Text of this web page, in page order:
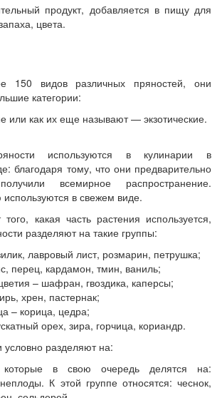
продукт, добавляется в пищу для
цвета.
150 видов различных пряностей, они
категории:
или как их еще называют — экзотические.
используются в кулинарии в
благодаря тому, что они предварительно
всемирное распространение.
в свежем виде.
какая часть растения используется,
разделяют на такие группы:
лавровый лист, розмарин, петрушка;
перец, кардамон, тмин, ваниль;
– шафран, гвоздика, каперсы;
хрен, пастернак;
– корица, цедра;
орех, зира, горчица, кориандр.
разделяют на:
в свою очередь делятся на:
К этой группе относятся: чеснок,